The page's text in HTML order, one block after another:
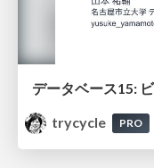
データベース15:
trycycle
PRO